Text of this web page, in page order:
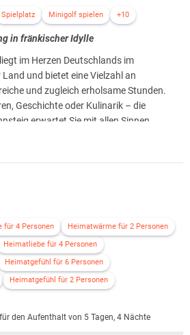
stehen zur alleinigen Nutzung zur
und Erholung.
ein angenehmes Wohnklima:
Unterkünfte – auch auf den
nicht ganz auf ihre Zigarette
gemütlich gestalteter Raucherbereich
Spielplatz Minigolf spielen +10
in fränkischer Idylle
im Herzen Deutschlands im
und bietet eine Vielzahl an
und zugleich erholsame Stunden.
Geschichte oder Kulinarik – die
erwartet Sie mit allen Sinnen.
mit heilkräftigem
1.000 Meter tiefen Quelle – ideal für
und Genießer.
gut ausgebaute Wander- und
und regionale Gastronomie. Die
und die fränkische
in Bad Rodach unvergesslich
für 4 Personen
Heimatwärme für 2 Personen
Heimatliebe für 4 Personen
Heimatgefühl für 6 Personen
Heimatgefühl für 2 Personen
den Aufenthalt von 5 Tagen, 4 Nächte